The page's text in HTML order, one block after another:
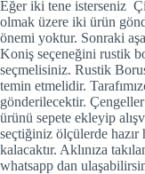
Eğer iki tene isterseniz
olmak üzere iki ürün
önemi yoktur. Sonraki
Koniş seçeneğini rustik
seçmelisiniz. Rustik
temin etmelidir.
gönderilecektir.
ürünü sepete ekleyip
seçtiğiniz ölçülerde hazır
kalacaktır. Aklınıza
whatsapp dan